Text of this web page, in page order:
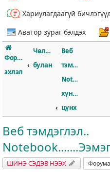
Хариулагдаагүй
Аватор зураг бэлдэх
Форумын
эхлэл
Чөлөөт
булан
Веб
тэмдэглэл..
хүний
цүнх
Веб тэмдэглэл..
ШИНЭ СЭДЭВ НЭЭХ